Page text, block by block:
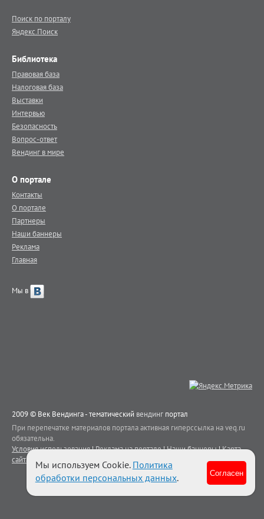
Поиск по порталу
Яндекс.Поиск
Библиотека
Правовая база
Налоговая база
Выставки
Интервью
Безопасность
Вопрос-ответ
Вендинг в мире
О портале
Контакты
О портале
Партнеры
Наши баннеры
Реклама
Главная
Мы в
2009 © Век Вендинга - тематический вендинг портал
При перепечатке материалов портала активная гиперссылка на veq.ru
обязательна.
Условия использования|Реклама на портале|Наши баннеры|Карта
сайта
Контакты
Мы используем Cookie. Политика
обработки персональных данных. Согласен